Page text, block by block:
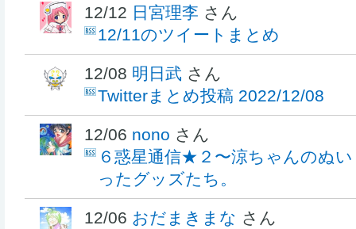
12/12 日宮理李 さん
12/11のツイートまとめ
12/08 明日武 さん
Twitterまとめ投稿 2022/12/08
12/06 nono さん
６惑星通信★２〜涼ちゃんのぬ
ったグッズたち。
12/06 おだまきまな さん